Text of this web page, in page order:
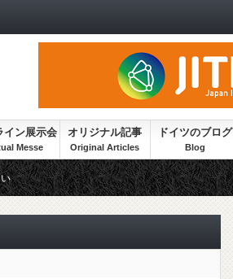
イン展示会 オリジナル記事 ドイツのブログ